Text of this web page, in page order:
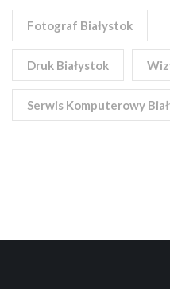
Fotograf Białystok
Druk Białystok
Serwis Komputerowy